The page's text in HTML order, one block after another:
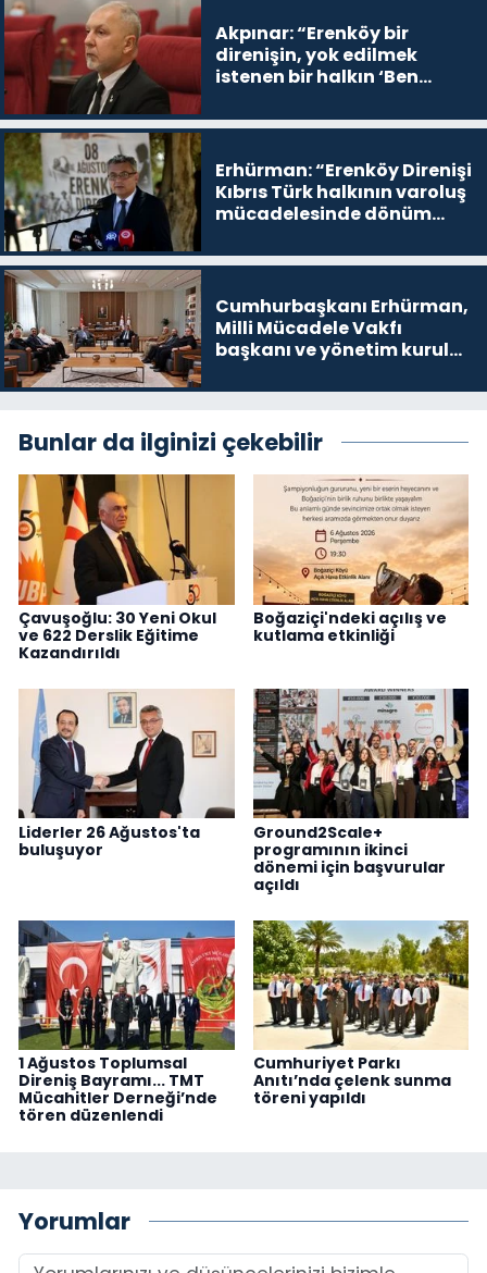
Akpınar: “Erenköy bir
direnişin, yok edilmek
istenen bir halkın ‘Ben
devam edeceğim’ dediği
Erhürman: “Erenköy Direnişi
Kıbrıs Türk halkının varoluş
mücadelesinde dönüm
Cumhurbaşkanı Erhürman,
Milli Mücadele Vakfı
başkanı ve yönetim kurulu
Bunlar da ilginizi çekebilir
Çavuşoğlu: 30 Yeni Okul
ve 622 Derslik Eğitime
Kazandırıldı
Boğaziçi'ndeki açılış ve
kutlama etkinliği
Liderler 26 Ağustos'ta
buluşuyor
Ground2Scale+
programının ikinci
dönemi için başvurular
açıldı
1 Ağustos Toplumsal
Direniş Bayramı... TMT
Mücahitler Derneği’nde
tören düzenlendi
Cumhuriyet Parkı
Anıtı’nda çelenk sunma
töreni yapıldı
Yorumlar